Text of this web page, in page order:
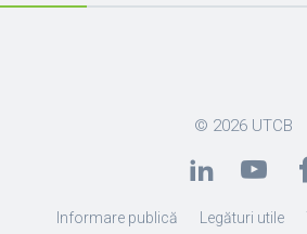
© 2026 UTCB
Informare publică Legături utile